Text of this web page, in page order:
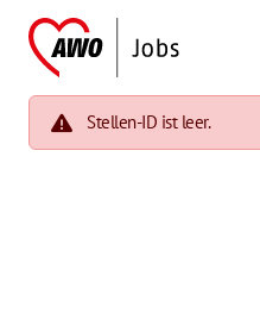
Stellen-ID ist leer.